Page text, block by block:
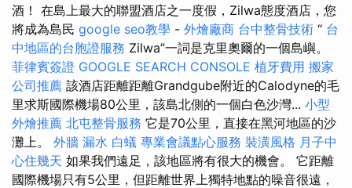
酒！ 在島上最大的聯盟酒店之一度假，Zilwa態度酒店，您
將成為島民 google seo教學 - 外燴廠商 台中整骨技術 “ 台
中地區的台胞證服務 Zilwa”一詞是克里奧爾的一個島嶼。
菲律賓簽證 GOOGLE SEARCH CONSOLE 植牙費用 搬家
公司推薦 該酒店距離距離Grandgube附近的Calodyne的毛
里求斯國際機場80公里，該島北側的一個白色沙灣... 小型
外燴推薦 北屯整骨服務 它是70公里，直接在黑河地區的沙
灘上。 外牆 漏水 白蟻 專業會議點心服務 裝潢風格 月子中
心住幾天 如果我們遠足，該地區將有很大的機會。 它距離
國際機場只有5公里，但距離世界上獨特地點的噪音很遠，